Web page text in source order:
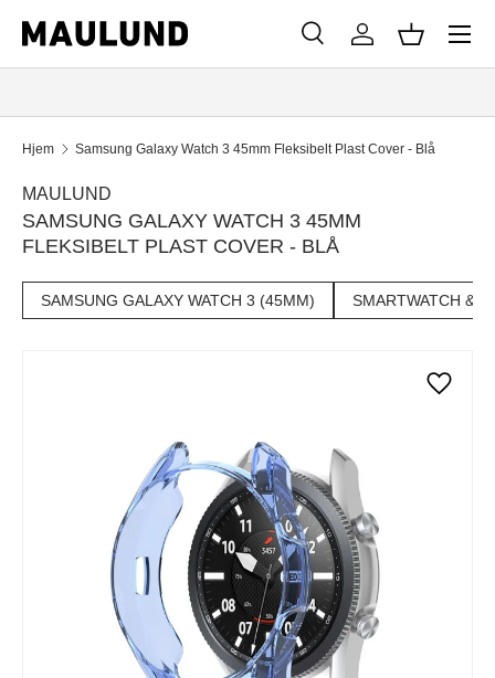
SPRING TIL INDHOLD
Søg
Søg Log indKurv
Menu
Hjem Samsung Galaxy Watch 3 45mm Fleksibelt Plast Cover - Blå
MAULUND
SAMSUNG GALAXY WATCH 3 45MM
FLEKSIBELT PLAST COVER - BLÅ
SAMSUNG GALAXY WATCH 3 (45MM) SMARTWATCH &